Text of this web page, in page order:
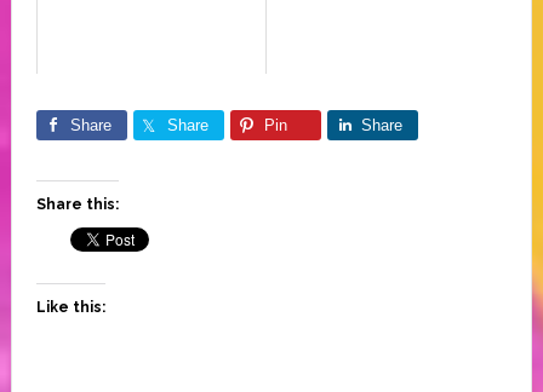
Share Share Pin Share
Share this:
Like this: